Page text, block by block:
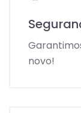
novo!